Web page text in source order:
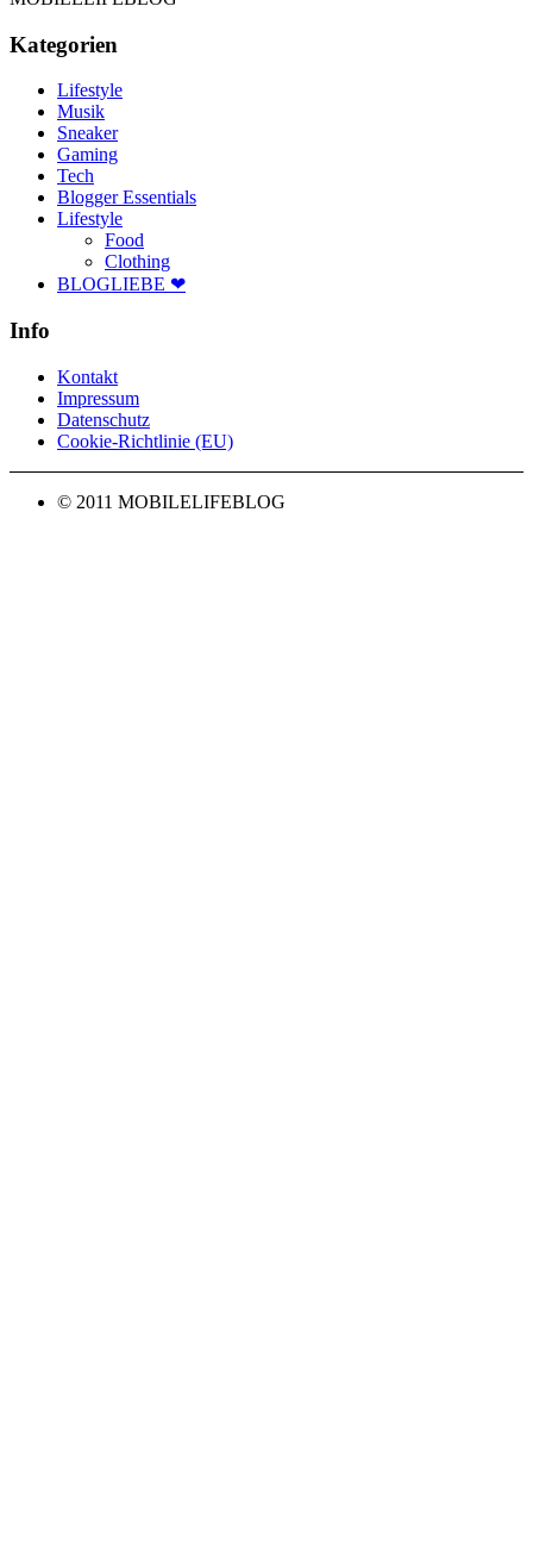
Kategorien
Lifestyle
Musik
Sneaker
Gaming
Tech
Blogger Essentials
Lifestyle
Food
Clothing
BLOGLIEBE ❤
Info
Kontakt
Impressum
Datenschutz
Cookie-Richtlinie (EU)
© 2011 MOBILELIFEBLOG